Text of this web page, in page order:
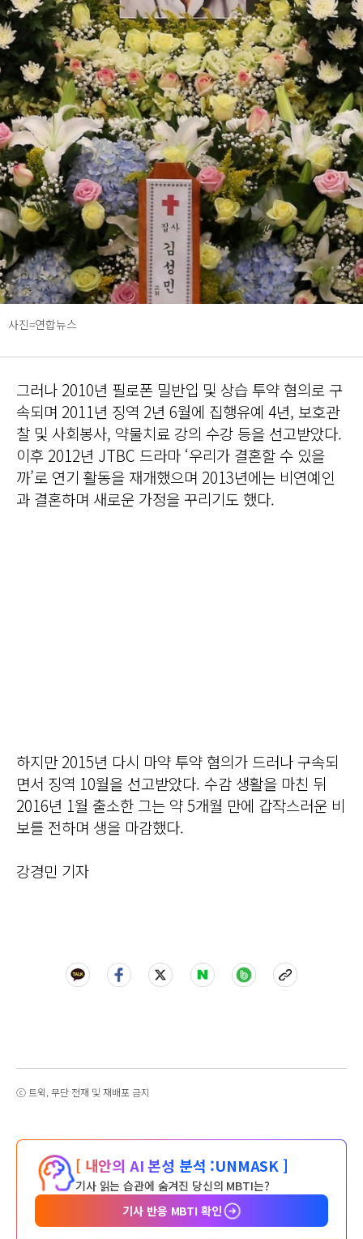
사진=연합뉴스
그러나 2010년 필로폰 밀반입 및 상습 투약 혐의로 구
속되며 2011년 징역 2년 6월에 집행유예 4년, 보호관
찰 및 사회봉사, 약물치료 강의 수강 등을 선고받았다.
이후 2012년 JTBC 드라마 ‘우리가 결혼할 수 있을
까’로 연기 활동을 재개했으며 2013년에는 비연예인
과 결혼하며 새로운 가정을 꾸리기도 했다.
하지만 2015년 다시 마약 투약 혐의가 드러나 구속되
면서 징역 10월을 선고받았다. 수감 생활을 마친 뒤
2016년 1월 출소한 그는 약 5개월 만에 갑작스러운 비
보를 전하며 생을 마감했다.
강경민 기자
ⓒ 트윅, 무단 전재 및 재배포 금지
[ 내안의 AI 본성 분석 :UNMASK ]
기사 읽는 습관에 숨겨진 당신의 MBTI는?
기사 반응 MBTI 확인